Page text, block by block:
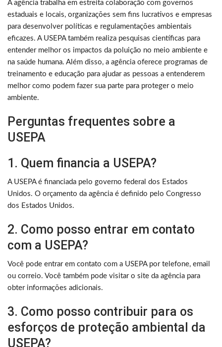
A agência trabalha em estreita colaboração com governos
estaduais e locais, organizações sem fins lucrativos e empresas
para desenvolver políticas e regulamentações ambientais
eficazes. A USEPA também realiza pesquisas científicas para
entender melhor os impactos da poluição no meio ambiente e
na saúde humana. Além disso, a agência oferece programas de
treinamento e educação para ajudar as pessoas a entenderem
melhor como podem fazer sua parte para proteger o meio
ambiente.
Perguntas frequentes sobre a
USEPA
1. Quem financia a USEPA?
A USEPA é financiada pelo governo federal dos Estados
Unidos. O orçamento da agência é definido pelo Congresso
dos Estados Unidos.
2. Como posso entrar em contato
com a USEPA?
Você pode entrar em contato com a USEPA por telefone, email
ou correio. Você também pode visitar o site da agência para
obter informações adicionais.
3. Como posso contribuir para os
esforços de proteção ambiental da
USEPA?